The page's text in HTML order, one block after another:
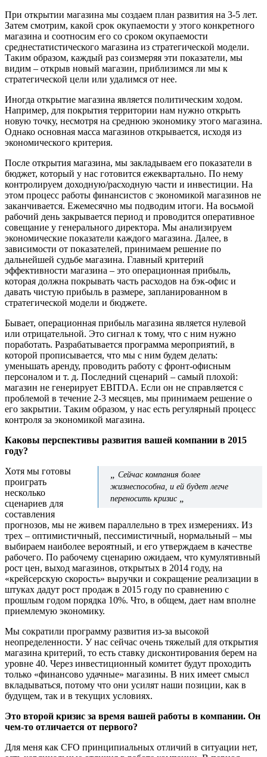
При открытии магазина мы создаем план развития на 3-5 лет.
Затем смотрим, какой срок окупаемости у этого конкретного
магазина и соотносим его со сроком окупаемости
среднестатистического магазина из стратегической модели.
Таким образом, каждый раз соизмеряя эти показатели, мы
видим – открыв новый магазин, приблизимся ли мы к
стратегической цели или удалимся от нее.
Иногда открытие магазина является политическим ходом.
Например, для покрытия территории нам нужно открыть
новую точку, несмотря на среднюю экономику этого магазина.
Однако основная масса магазинов открывается, исходя из
экономического критерия.
После открытия магазина, мы закладываем его показатели в
бюджет, который у нас готовится ежеквартально. По нему
контролируем доходную/расходную части и инвестиции. На
этом процесс работы финансистов с экономикой магазинов не
заканчивается. Ежемесячно мы подводим итоги. На восьмой
рабочий день закрывается период и проводится оперативное
совещание у генерального директора. Мы анализируем
экономические показатели каждого магазина. Далее, в
зависимости от показателей, принимаем решение по
дальнейшей судьбе магазина. Главный критерий
эффективности магазина – это операционная прибыль,
которая должна покрывать часть расходов на бэк-офис и
давать чистую прибыль в размере, запланированном в
стратегической модели и бюджете.
Бывает, операционная прибыль магазина является нулевой
или отрицательной. Это сигнал к тому, что с ним нужно
поработать. Разрабатывается программа мероприятий, в
которой прописывается, что мы с ним будем делать:
уменьшать аренду, проводить работу с фронт-офисным
персоналом и т. д. Последний сценарий – самый плохой:
магазин не генерирует EBITDA. Если он не справляется с
проблемой в течение 2-3 месяцев, мы принимаем решение о
его закрытии. Таким образом, у нас есть регулярный процесс
контроля за экономикой магазина.
Каковы перспективы развития вашей компании в 2015
году?
Сейчас компания более
жизнеспособна, и ей будет легче
переносить кризис
Хотя мы готовы
проиграть
несколько
сценариев для
составления
прогнозов, мы не живем параллельно в трех измерениях. Из
трех – оптимистичный, пессимистичный, нормальный – мы
выбираем наиболее вероятный, и его утверждаем в качестве
рабочего. По рабочему сценарию ожидаем, что кумулятивный
рост цен, выход магазинов, открытых в 2014 году, на
«крейсерскую скорость» выручки и сокращение реализации в
штуках дадут рост продаж в 2015 году по сравнению с
прошлым годом порядка 10%. Что, в общем, дает нам вполне
приемлемую экономику.
Мы сократили программу развития из-за высокой
неопределенности. У нас сейчас очень тяжелый для открытия
магазина критерий, то есть ставку дисконтирования берем на
уровне 40. Через инвестиционный комитет будут проходить
только «финансово удачные» магазины. В них имеет смысл
вкладываться, потому что они усилят наши позиции, как в
будущем, так и в текущих условиях.
Это второй кризис за время вашей работы в компании. Он
чем-то отличается от первого?
Для меня как CFO принципиальных отличий в ситуации нет,